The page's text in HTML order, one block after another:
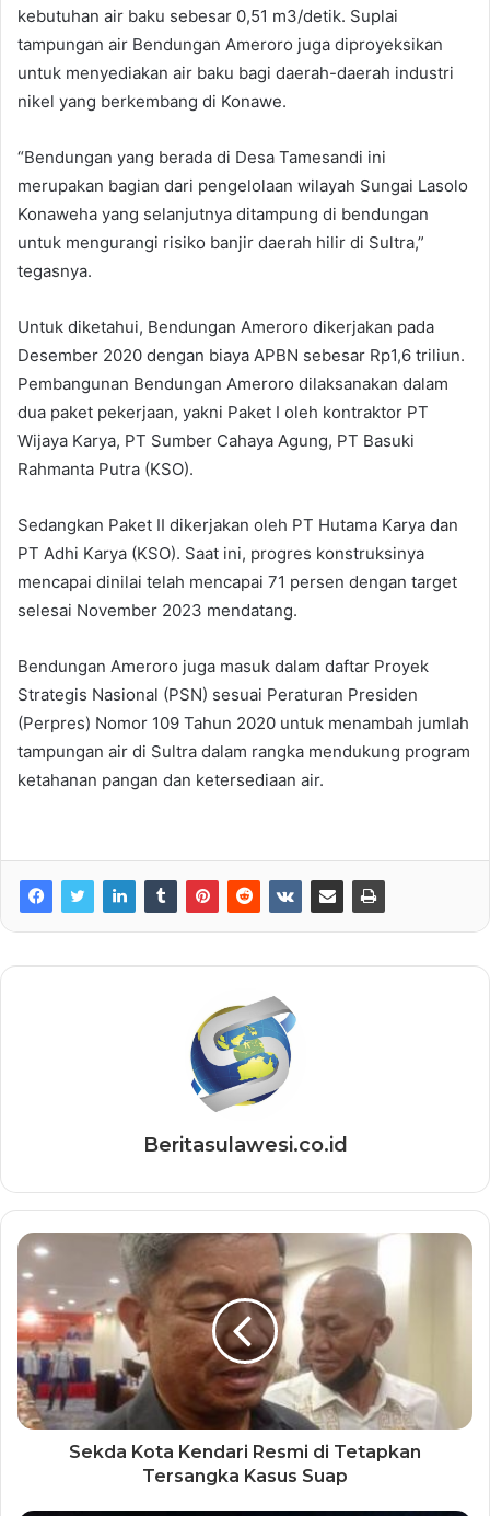
kebutuhan air baku sebesar 0,51 m3/detik. Suplai
tampungan air Bendungan Ameroro juga diproyeksikan
untuk menyediakan air baku bagi daerah-daerah industri
nikel yang berkembang di Konawe.
“Bendungan yang berada di Desa Tamesandi ini
merupakan bagian dari pengelolaan wilayah Sungai Lasolo
Konaweha yang selanjutnya ditampung di bendungan
untuk mengurangi risiko banjir daerah hilir di Sultra,”
tegasnya.
Untuk diketahui, Bendungan Ameroro dikerjakan pada
Desember 2020 dengan biaya APBN sebesar Rp1,6 triliun.
Pembangunan Bendungan Ameroro dilaksanakan dalam
dua paket pekerjaan, yakni Paket I oleh kontraktor PT
Wijaya Karya, PT Sumber Cahaya Agung, PT Basuki
Rahmanta Putra (KSO).
Sedangkan Paket II dikerjakan oleh PT Hutama Karya dan
PT Adhi Karya (KSO). Saat ini, progres konstruksinya
mencapai dinilai telah mencapai 71 persen dengan target
selesai November 2023 mendatang.
Bendungan Ameroro juga masuk dalam daftar Proyek
Strategis Nasional (PSN) sesuai Peraturan Presiden
(Perpres) Nomor 109 Tahun 2020 untuk menambah jumlah
tampungan air di Sultra dalam rangka mendukung program
ketahanan pangan dan ketersediaan air.
Beritasulawesi.co.id
Sekda Kota Kendari Resmi di Tetapkan
Tersangka Kasus Suap